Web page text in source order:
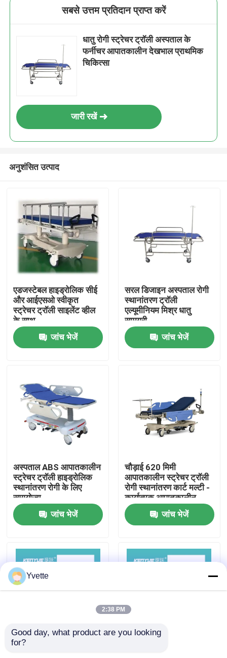
उत्पादों
हमारे बारे में
गुणवत्ता नियंत्रण
हमसे संपर्क करें
समाचार
मामले
सबसे उत्तम प्रतिदान प्राप्त करें
धातु रोगी स्ट्रेचर ट्रॉली अस्पताल के
फर्नीचर आपातकालीन देखभाल प्राथमिक
चिकित्सा
जारी रखें
अनुशंसित उत्पाद
एडजस्टेबल हाइड्रोलिक सीई
और आईएसओ स्वीकृत
स्ट्रेचर ट्रॉली साइलेंट व्हील
के साथ
जांच भेजें
सरल डिजाइन अस्पताल रोगी
स्थानांतरण ट्रॉली
एल्यूमीनियम मिश्र धातु
सामग्री
जांच भेजें
अस्पताल ABS आपातकालीन
स्ट्रेचर ट्रॉली हाइड्रोलिक
स्थानांतरण रोगी के लिए
समायोज्य
जांच भेजें
चौड़ाई 620 मिमी
आपातकालीन स्ट्रेचर ट्रॉली
रोगी स्थानांतरण कार्ट मल्टी -
कार्यात्मक आपातकालीन
चिकित्सा ट्रॉली
जांच भेजें
एबीएस हैंड्रिल यांत्रिक क्रैंक
Yvette
2:38 PM
Good day, what product are you looking
for?